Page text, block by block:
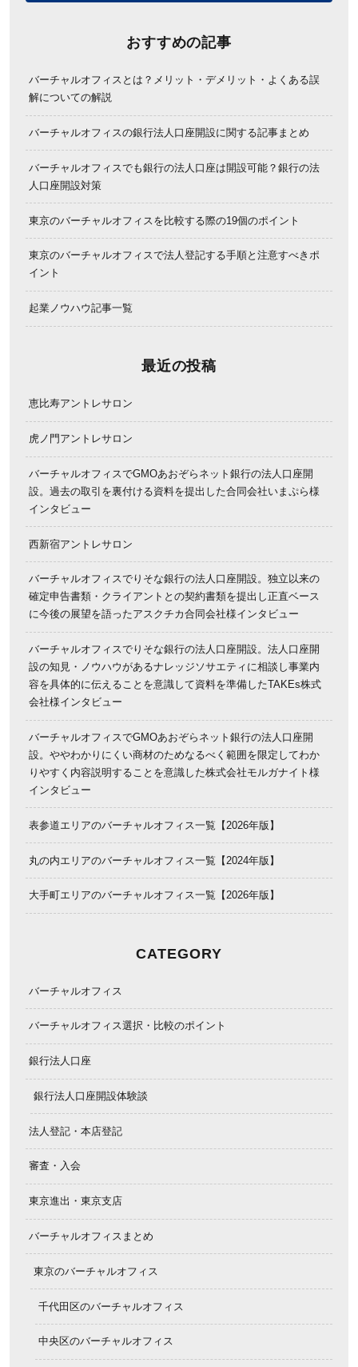
おすすめの記事
バーチャルオフィスとは？メリット・デメリット・よくある誤
解についての解説
バーチャルオフィスの銀行法人口座開設に関する記事まとめ
バーチャルオフィスでも銀行の法人口座は開設可能？銀行の法
人口座開設対策
東京のバーチャルオフィスを比較する際の19個のポイント
東京のバーチャルオフィスで法人登記する手順と注意すべきポ
イント
起業ノウハウ記事一覧
最近の投稿
恵比寿アントレサロン
虎ノ門アントレサロン
バーチャルオフィスでGMOあおぞらネット銀行の法人口座開
設。過去の取引を裏付ける資料を提出した合同会社いまぷら様
インタビュー
西新宿アントレサロン
バーチャルオフィスでりそな銀行の法人口座開設。独立以来の
確定申告書類・クライアントとの契約書類を提出し正直ベース
に今後の展望を語ったアスクチカ合同会社様インタビュー
バーチャルオフィスでりそな銀行の法人口座開設。法人口座開
設の知見・ノウハウがあるナレッジソサエティに相談し事業内
容を具体的に伝えることを意識して資料を準備したTAKEs株式
会社様インタビュー
バーチャルオフィスでGMOあおぞらネット銀行の法人口座開
設。ややわかりにくい商材のためなるべく範囲を限定してわか
りやすく内容説明することを意識した株式会社モルガナイト様
インタビュー
表参道エリアのバーチャルオフィス一覧【2026年版】
丸の内エリアのバーチャルオフィス一覧【2024年版】
大手町エリアのバーチャルオフィス一覧【2026年版】
CATEGORY
バーチャルオフィス
バーチャルオフィス選択・比較のポイント
銀行法人口座
銀行法人口座開設体験談
法人登記・本店登記
審査・入会
東京進出・東京支店
バーチャルオフィスまとめ
東京のバーチャルオフィス
千代田区のバーチャルオフィス
中央区のバーチャルオフィス